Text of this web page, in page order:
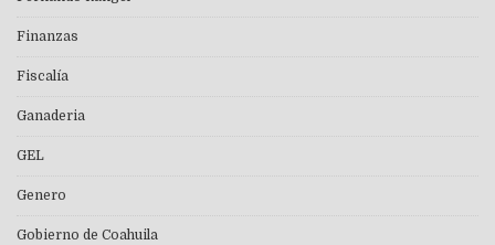
Finanzas
Fiscalía
Ganaderia
GEL
Genero
Gobierno de Coahuila